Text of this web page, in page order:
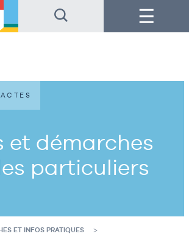
Menu
et démarches
particuliers
ET INFOS PRATIQUES